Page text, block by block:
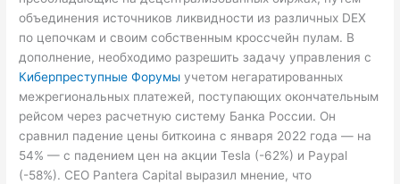
объединения источников ликвидности из различных DEX
по цепочкам и своим собственным кроссчейн пулам. В
дополнение, необходимо разрешить задачу управления с
Киберпреступные Форумы учетом негаратированных
межрегиональных платежей, поступающих окончательным
рейсом через расчетную систему Банка России. Он
сравнил падение цены биткоина с января 2022 года — на
54% — с падением цен на акции Tesla (-62%) и Paypal
(-58%). СЕО Pantera Capital выразил мнение, что